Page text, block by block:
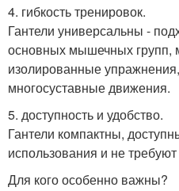
4. гибкость тренировок.
Гантели универсальны -
основных мышечных групп,
изолированные
многосуставные движения.
5. доступность и удобство.
Гантели компактны,
использования и не
Для кого особенно важны?